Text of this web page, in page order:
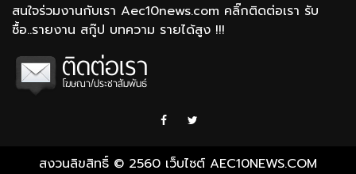
สนใจร่วมงานกับเรา Aec10news.com คลิ๊กติดต่อเรา รับ
ซื้อ..รายงาน สกู๊ป บทความ รายได้สูง !!!
Facebook
Twitter
สงวนลิขสิทธิ์ © 2560 เว็บไซต์ AEC10NEWS.COM